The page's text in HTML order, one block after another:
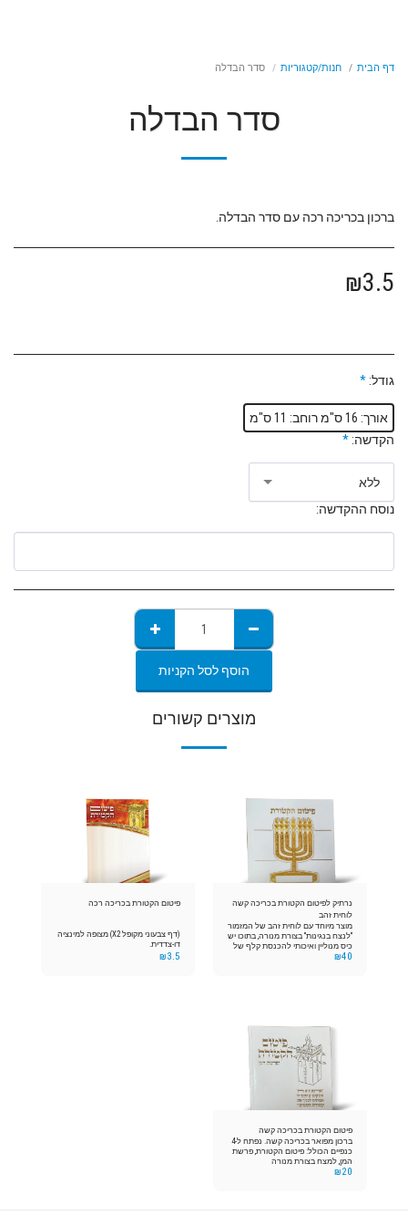
דף הבית חנות/קטגוריות סדר הבדלה
סדר הבדלה
ברכון בכריכה רכה עם סדר הבדלה.
₪3.5
גודל: *
אורך: 16 ס"מ רוחב: 11 ס"מ
הקדשה: *
ללא
נוסח ההקדשה:
הוסף לסל הקניות
מוצרים קשורים
נרתיק לפיטום הקטורת בכריכה קשה
לוחית זהב
מוצר מיוחד עם לוחית זהב של המזמור
"לנצח בנגינות" בצורת מנורה, בתוכו יש
כיס מנוליין ואיכותי להכנסת קלף של
פיטום הקטורת
₪40
פיטום הקטורת בכריכה רכה
(דף צבעוני מקופל X2) מצופה למינציה
דו-צדדית.
₪3.5
פיטום הקטורת בכריכה קשה
ברכון מפואר בכריכה קשה. נפתח ל-4
כנפיים הכולל: פיטום הקטורת, פרשת
המן, למצח בצורת מנורה
₪20